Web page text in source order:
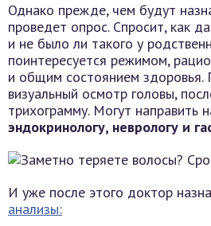
Однако прежде, чем будут
проведет опрос. Спросит, как
и не было ли такого у
поинтересуется режимом,
и общим состоянием здоровья.
визуальный осмотр головы,
трихограмму. Могут направить
эндокринологу, неврологу и
И уже после этого доктор
анализы: